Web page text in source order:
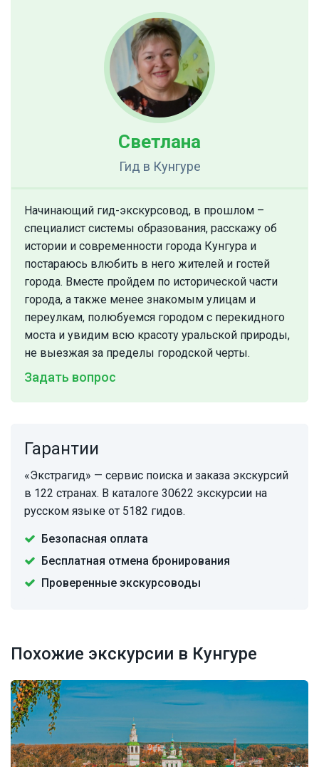
Светлана
Гид в Кунгуре
Начинающий гид-экскурсовод, в прошлом –
специалист системы образования, расскажу об
истории и современности города Кунгура и
постараюсь влюбить в него жителей и гостей
города. Вместе пройдем по исторической части
города, а также менее знакомым улицам и
переулкам, полюбуемся городом с перекидного
моста и увидим всю красоту уральской природы,
не выезжая за пределы городской черты.
Задать вопрос
Гарантии
«Экстрагид» — сервис поиска и заказа экскурсий
в 122 странах. В каталоге 30622 экскурсии на
русском языке от 5182 гидов.
Безопасная оплата
Бесплатная отмена бронирования
Проверенные экскурсоводы
Похожие экскурсии в Кунгуре